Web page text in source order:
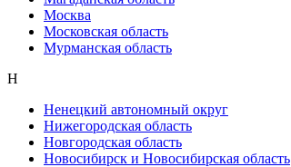
Москва
Московская область
Мурманская область
Н
Ненецкий автономный округ
Нижегородская область
Новгородская область
Новосибирск и Новосибирская область